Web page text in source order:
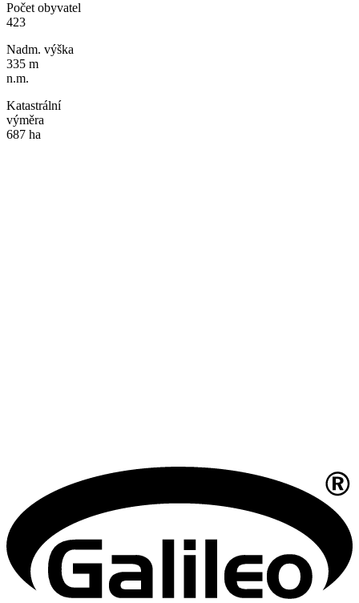
Počet obyvatel
423
Nadm. výška
335 m
n.m.
Katastrální
výměra
687 ha